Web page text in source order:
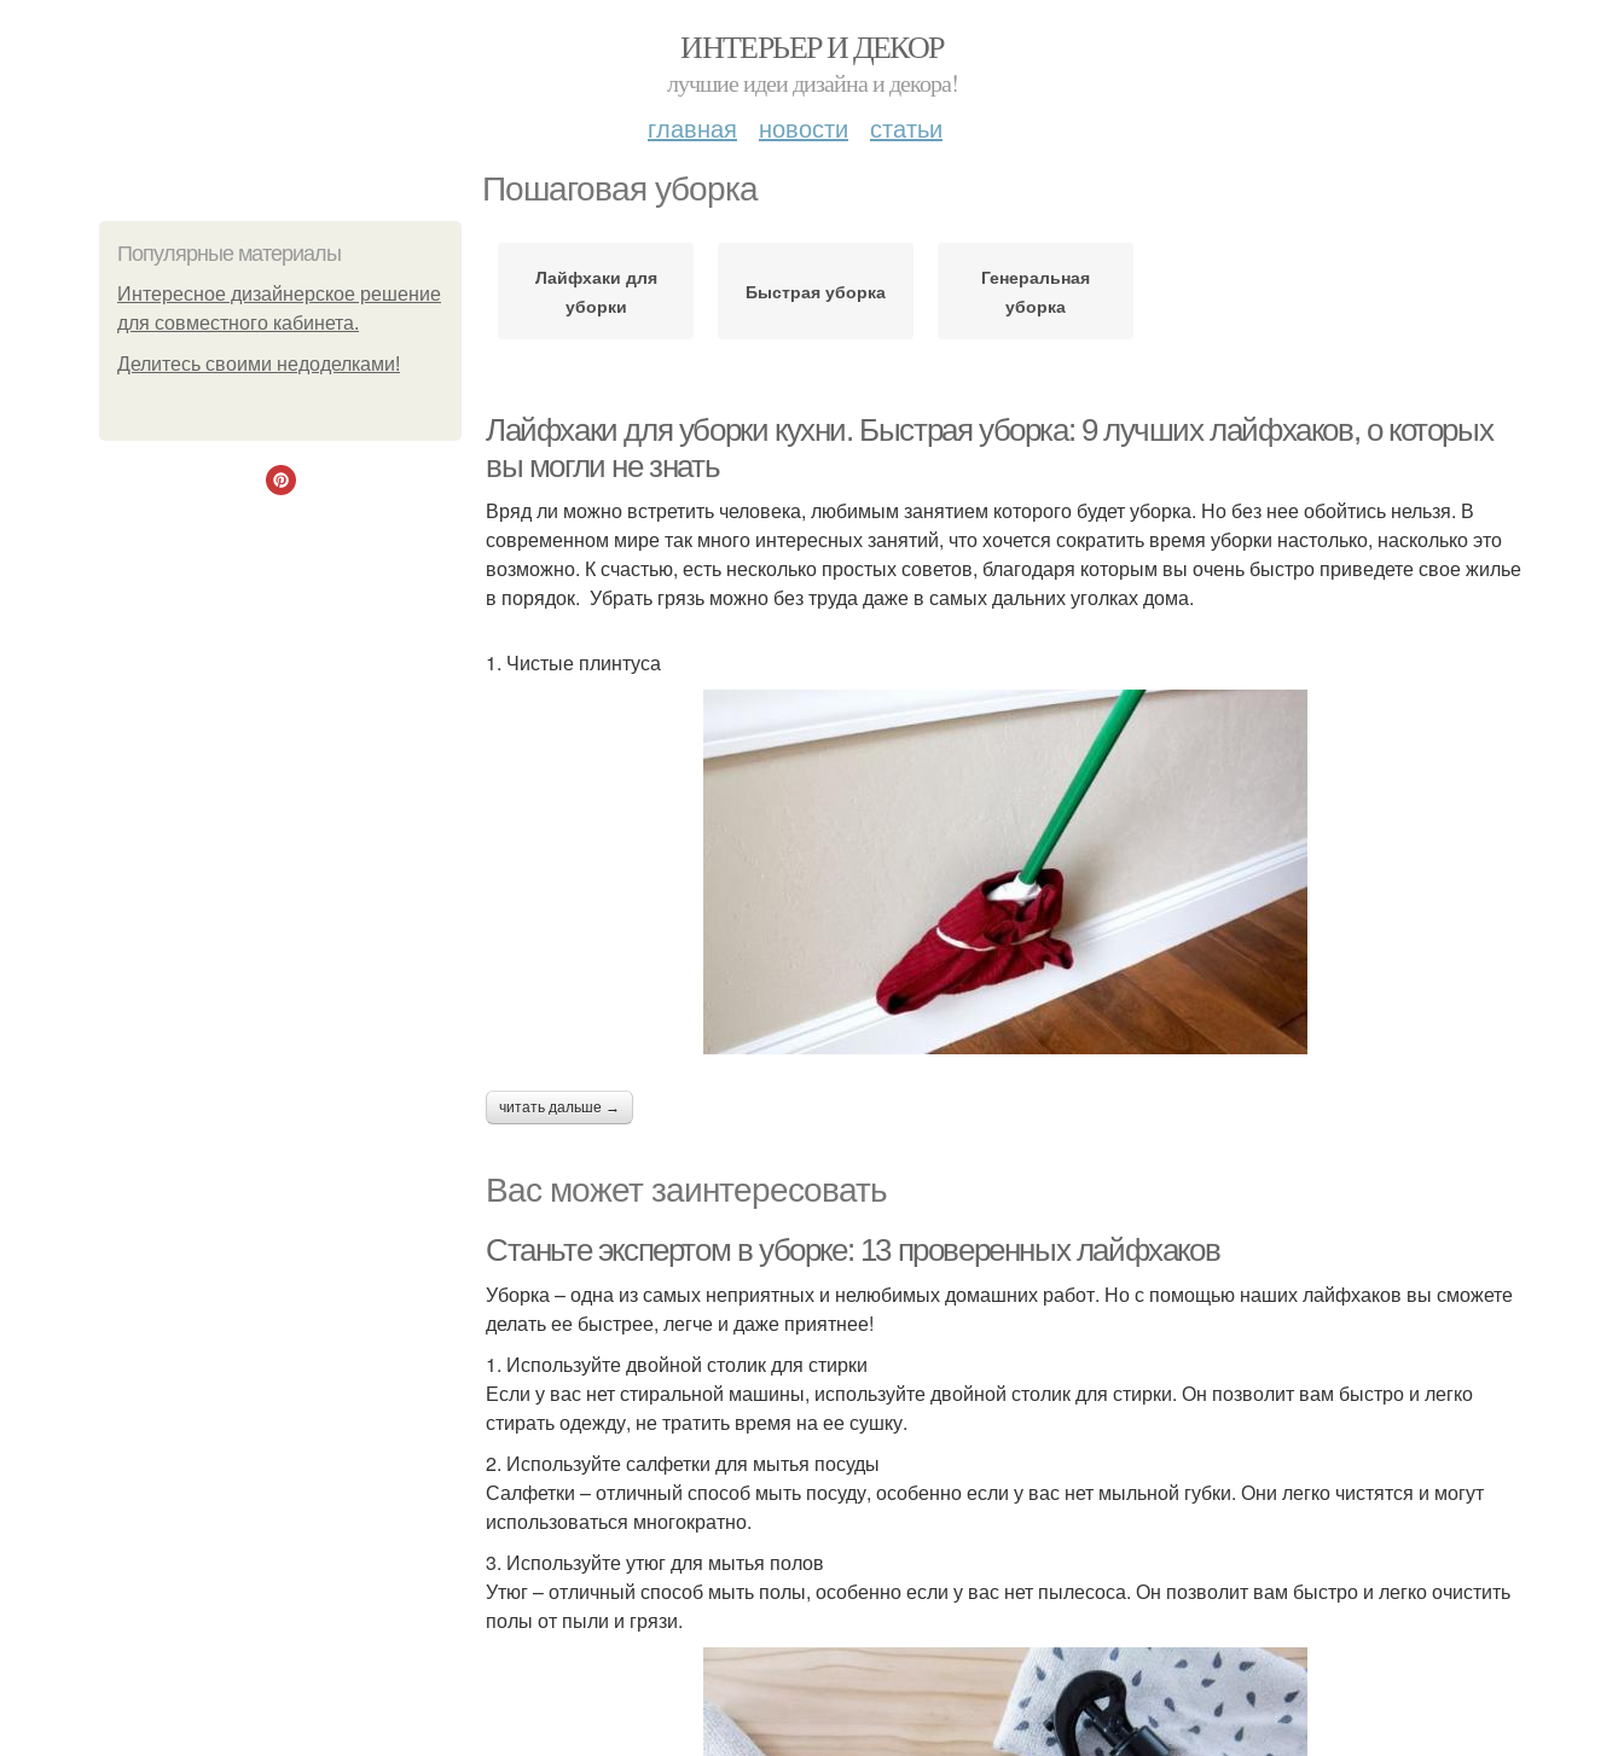
ИНТЕРЬЕР И ДЕКОР
лучшие идеи дизайна и декора!
главная новости статьи
Пошаговая уборка
Популярные материалы
Интересное дизайнерское решение
для совместного кабинета.
Делитесь своими недоделками!
Лайфхаки для
уборки
Быстрая уборка
Генеральная
уборка
Лайфхаки для уборки кухни. Быстрая уборка: 9 лучших лайфхаков, о которых
вы могли не знать
Вряд ли можно встретить человека, любимым занятием которого будет уборка. Но без нее обойтись нельзя. В
современном мире так много интересных занятий, что хочется сократить время уборки настолько, насколько это
возможно. К счастью, есть несколько простых советов, благодаря которым вы очень быстро приведете свое жилье
в порядок. Убрать грязь можно без труда даже в самых дальних уголках дома.
1. Чистые плинтуса
читать дальше →
Вас может заинтересовать
Станьте экспертом в уборке: 13 проверенных лайфхаков
Уборка – одна из самых неприятных и нелюбимых домашних работ. Но с помощью наших лайфхаков вы сможете
делать ее быстрее, легче и даже приятнее!
1. Используйте двойной столик для стирки
Если у вас нет стиральной машины, используйте двойной столик для стирки. Он позволит вам быстро и легко
стирать одежду, не тратить время на ее сушку.
2. Используйте салфетки для мытья посуды
Салфетки – отличный способ мыть посуду, особенно если у вас нет мыльной губки. Они легко чистятся и могут
использоваться многократно.
3. Используйте утюг для мытья полов
Утюг – отличный способ мыть полы, особенно если у вас нет пылесоса. Он позволит вам быстро и легко очистить
полы от пыли и грязи.